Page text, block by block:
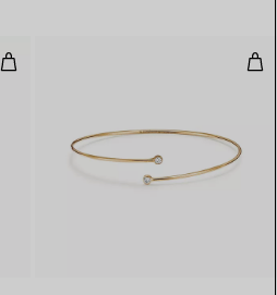
Diamonds by the Yard®